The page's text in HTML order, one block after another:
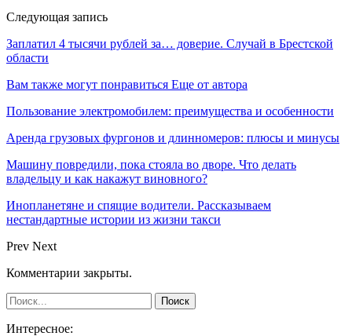
Следующая запись
Заплатил 4 тысячи рублей за… доверие. Случай в Брестской
области
Вам также могут понравиться Еще от автора
Пользование электромобилем: преимущества и особенности
Аренда грузовых фургонов и длинномеров: плюсы и минусы
Машину повредили, пока стояла во дворе. Что делать
владельцу и как накажут виновного?
Инопланетяне и спящие водители. Рассказываем
нестандартные истории из жизни такси
Prev Next
Комментарии закрыты.
Интересное: